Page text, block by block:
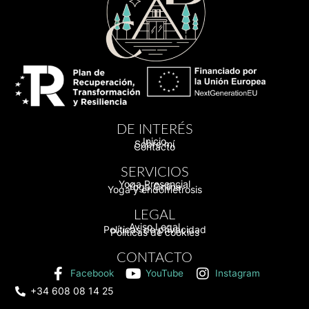
DE INTERÉS
Inicio
Sobre mí
Contacto
SERVICIOS
Yoga Presencial
Yoga Online
Yoga y endometrosis
LEGAL
Aviso Legal
Políticas de privacidad
Políticas de cookies
CONTACTO
Facebook YouTube Instagram
+34 608 08 14 25